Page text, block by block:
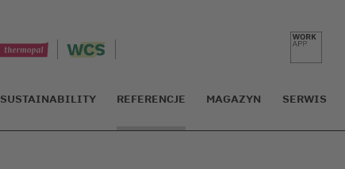
SUSTAINABILITY REFERENCJE MAGAZYN SERWIS